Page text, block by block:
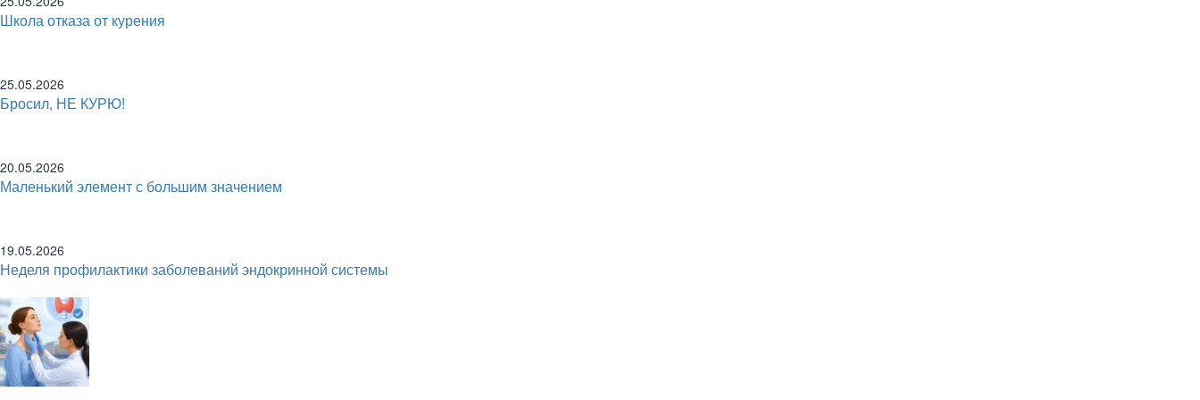
Школа отказа от курения
25.05.2026
Бросил, НЕ КУРЮ!
20.05.2026
Маленький элемент с большим значением
19.05.2026
Неделя профилактики заболеваний эндокринной системы